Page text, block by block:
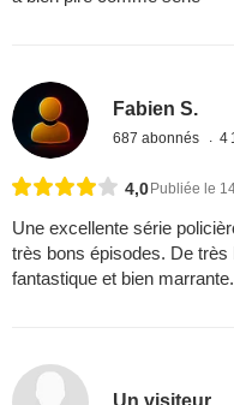
Fabien S.
687 abonnés 4
4,0 Publiée le
Une excellente série
très bons épisodes. De
fantastique et bien
Un visiteur